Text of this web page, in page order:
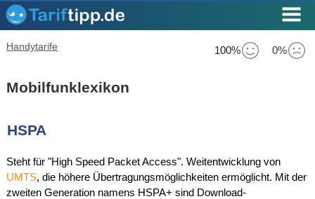
100% 0%
Handytarife
Mobilfunklexikon
HSPA
Steht für "High Speed Packet Access". Weitentwicklung von
UMTS, die höhere Übertragungsmöglichkeiten ermöglicht. Mit der
zweiten Generation namens HSPA+ sind Download-